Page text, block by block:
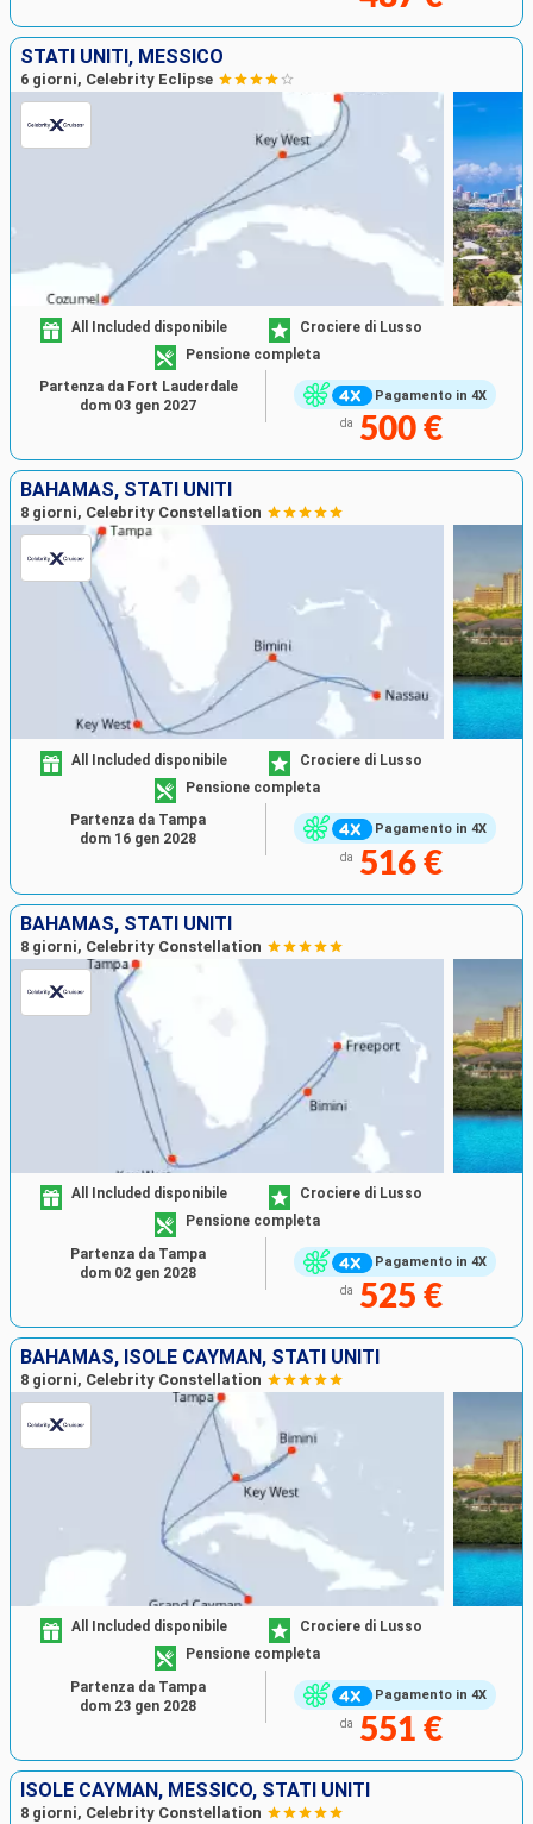
STATI UNITI, MESSICO
6 giorni, Celebrity Eclipse
Pagamento in 4X
All Included disponibile
Crociere di Lusso
Pensione completa
da 500 €
Partenza da Fort Lauderdale
dom 03 gen 2027
BAHAMAS, STATI UNITI
8 giorni, Celebrity Constellation
Pagamento in 4X
All Included disponibile
Crociere di Lusso
Pensione completa
da 516 €
Partenza da Tampa
dom 16 gen 2028
BAHAMAS, STATI UNITI
8 giorni, Celebrity Constellation
Pagamento in 4X
All Included disponibile
Crociere di Lusso
Pensione completa
da 525 €
Partenza da Tampa
dom 02 gen 2028
BAHAMAS, ISOLE CAYMAN, STATI UNITI
8 giorni, Celebrity Constellation
Pagamento in 4X
All Included disponibile
Crociere di Lusso
Pensione completa
da 551 €
Partenza da Tampa
dom 23 gen 2028
ISOLE CAYMAN, MESSICO, STATI UNITI
8 giorni, Celebrity Constellation